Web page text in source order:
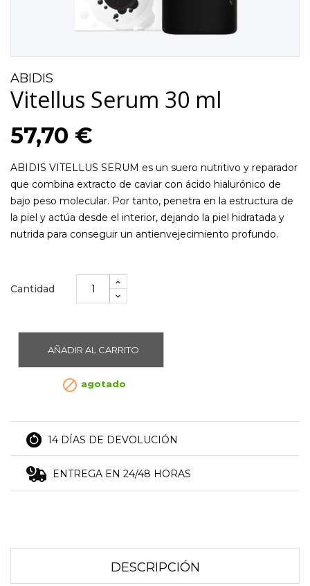
ABIDIS
Vitellus Serum 30 ml
57,70 €
ABIDIS VITELLUS SERUM es un suero nutritivo y reparador
que combina extracto de caviar con ácido hialurónico de
bajo peso molecular. Por tanto, penetra en la estructura de
la piel y actúa desde el interior, dejando la piel hidratada y
nutrida para conseguir un antienvejecimiento profundo.
Cantidad
AÑADIR AL CARRITO
 agotado
14 DÍAS DE DEVOLUCIÓN
ENTREGA EN 24/48 HORAS
DESCRIPCIÓN